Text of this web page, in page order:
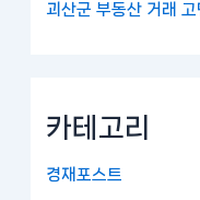
괴산군 부동산 거래
카테고리
경재포스트